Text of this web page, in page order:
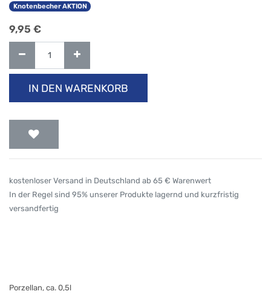
Knotenbecher AKTION
9,95 €
IN DEN WARENKORB
kostenloser Versand in Deutschland ab 65 € Warenwert
In der Regel sind 95% unserer Produkte lagernd und kurzfristig
versandfertig
Porzellan, ca. 0,5l